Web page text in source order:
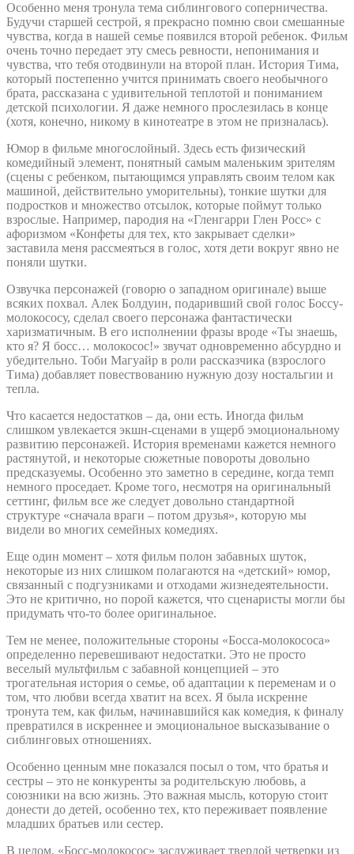
Особенно меня тронула тема сиблингового соперничества.
Будучи старшей сестрой, я прекрасно помню свои смешанные
чувства, когда в нашей семье появился второй ребенок. Фильм
очень точно передает эту смесь ревности, непонимания и
чувства, что тебя отодвинули на второй план. История Тима,
который постепенно учится принимать своего необычного
брата, рассказана с удивительной теплотой и пониманием
детской психологии. Я даже немного прослезилась в конце
(хотя, конечно, никому в кинотеатре в этом не призналась).
Юмор в фильме многослойный. Здесь есть физический
комедийный элемент, понятный самым маленьким зрителям
(сцены с ребенком, пытающимся управлять своим телом как
машиной, действительно уморительны), тонкие шутки для
подростков и множество отсылок, которые поймут только
взрослые. Например, пародия на «Гленгарри Глен Росс» с
афоризмом «Конфеты для тех, кто закрывает сделки»
заставила меня рассмеяться в голос, хотя дети вокруг явно не
поняли шутки.
Озвучка персонажей (говорю о западном оригинале) выше
всяких похвал. Алек Болдуин, подаривший свой голос Боссу-
молокососу, сделал своего персонажа фантастически
харизматичным. В его исполнении фразы вроде «Ты знаешь,
кто я? Я босс… молокосос!» звучат одновременно абсурдно и
убедительно. Тоби Магуайр в роли рассказчика (взрослого
Тима) добавляет повествованию нужную дозу ностальгии и
тепла.
Что касается недостатков – да, они есть. Иногда фильм
слишком увлекается экшн-сценами в ущерб эмоциональному
развитию персонажей. История временами кажется немного
растянутой, и некоторые сюжетные повороты довольно
предсказуемы. Особенно это заметно в середине, когда темп
немного проседает. Кроме того, несмотря на оригинальный
сеттинг, фильм все же следует довольно стандартной
структуре «сначала враги – потом друзья», которую мы
видели во многих семейных комедиях.
Еще один момент – хотя фильм полон забавных шуток,
некоторые из них слишком полагаются на «детский» юмор,
связанный с подгузниками и отходами жизнедеятельности.
Это не критично, но порой кажется, что сценаристы могли бы
придумать что-то более оригинальное.
Тем не менее, положительные стороны «Босса-молокососа»
определенно перевешивают недостатки. Это не просто
веселый мультфильм с забавной концепцией – это
трогательная история о семье, об адаптации к переменам и о
том, что любви всегда хватит на всех. Я была искренне
тронута тем, как фильм, начинавшийся как комедия, к финалу
превратился в искреннее и эмоциональное высказывание о
сиблинговых отношениях.
Особенно ценным мне показался посыл о том, что братья и
сестры – это не конкуренты за родительскую любовь, а
союзники на всю жизнь. Это важная мысль, которую стоит
донести до детей, особенно тех, кто переживает появление
младших братьев или сестер.
В целом, «Босс-молокосос» заслуживает твердой четверки из